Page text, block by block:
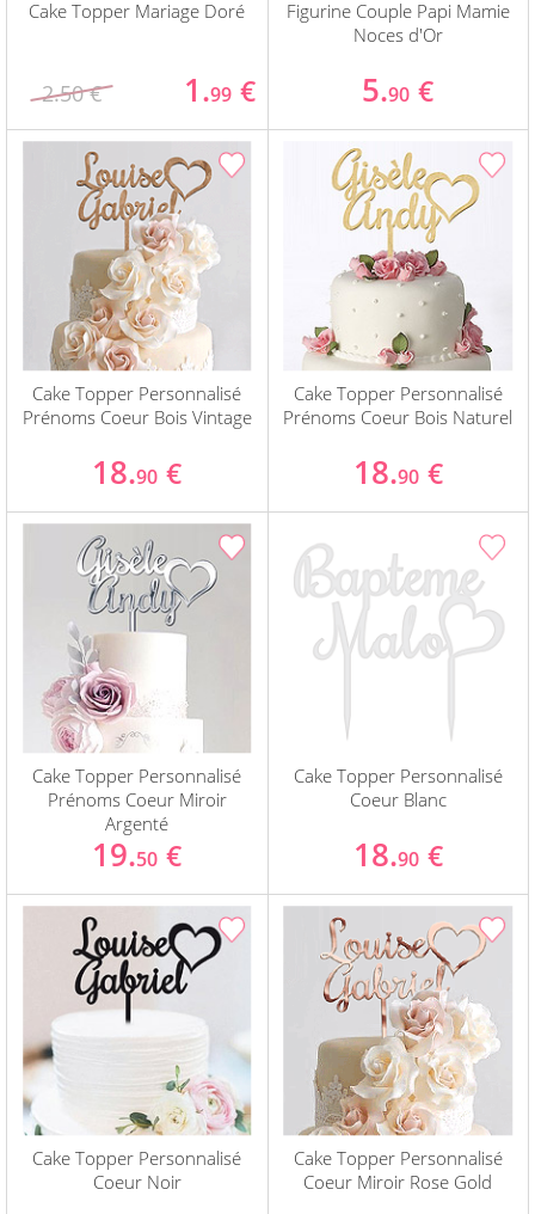
Cake Topper Mariage Doré
2.50 € 1.99 €
Figurine Couple Papi Mamie
Noces d'Or
5.90 €
Cake Topper Personnalisé
Prénoms Coeur Bois Vintage
18.90 €
Cake Topper Personnalisé
Prénoms Coeur Bois Naturel
18.90 €
Cake Topper Personnalisé
Prénoms Coeur Miroir
Argenté
19.50 €
Cake Topper Personnalisé
Coeur Blanc
18.90 €
Cake Topper Personnalisé
Coeur Noir
Cake Topper Personnalisé
Coeur Miroir Rose Gold